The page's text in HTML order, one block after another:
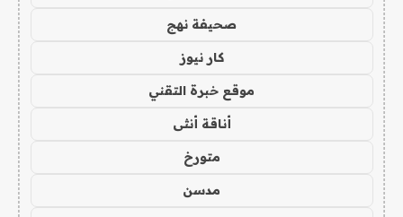
صحيفة نهج
كار نيوز
موقع خبرة التقني
أناقة أنثى
متورخ
مدسن